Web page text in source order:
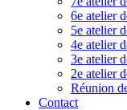
6e atelier
5e atelier
4e atelier
3e atelier
2e atelier
Réunion
Contact